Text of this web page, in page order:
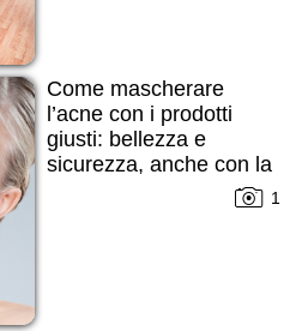
Come mascherare
l’acne con i prodotti
giusti: bellezza e
sicurezza, anche con la
1